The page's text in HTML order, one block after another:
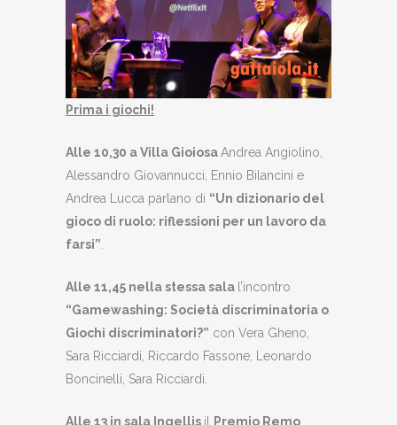
Prima i giochi!
Alle 10,30 a Villa GioiosaAndrea Angiolino,
Alessandro Giovannucci, Ennio Bilancini e
Andrea Lucca parlano di “Un dizionario del
gioco di ruolo: riflessioni per un lavoro da
farsi”
Alle 11,45 nella stessa sala l’incontro
“Gamewashing: Società discriminatoria o
Giochi discriminatori?” con Vera Gheno,
Sara Ricciardi, Riccardo Fassone, Leonardo
Boncinelli, Sara Ricciardi.
Alle 13 in sala Ingellis il Premio Remo